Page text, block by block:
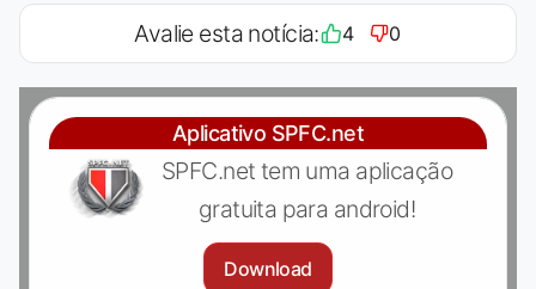
Avalie esta notícia: 4 0
Aplicativo SPFC.net
SPFC.net tem uma aplicação
gratuita para android!
Download